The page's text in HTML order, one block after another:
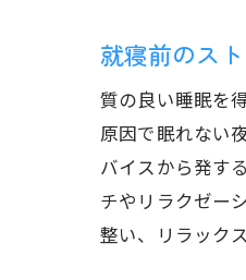
就寝前のス
質の良い睡眠を
原因で眠れない
バイスから発す
チやリラクゼー
整い、リラック